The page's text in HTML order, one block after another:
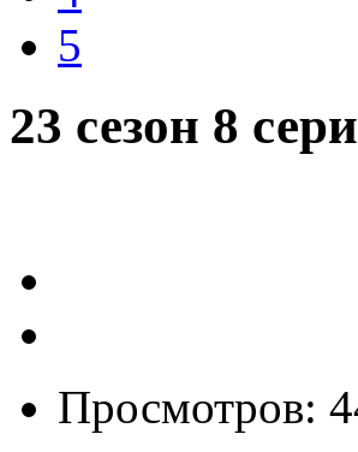
5
23 сезон 8
Просмотров: